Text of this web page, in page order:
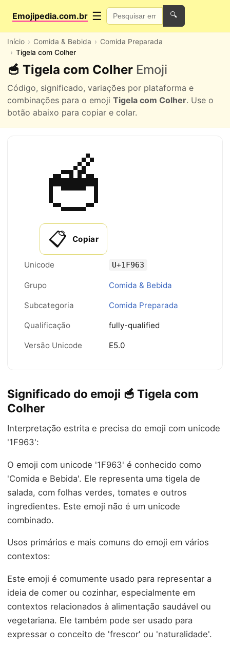
Emojipedia.com.br ☰ 🔍
Início Comida & Bebida
Comida Preparada
Tigela com Colher
🥣 Tigela com Colher Emoji
Código, significado, variações por plataforma e
combinações para o emoji Tigela com Colher. Use o
botão abaixo para copiar e colar.
🥣
📋 Copiar
Unicode U+1F963
Grupo Comida & Bebida
Subcategoria Comida Preparada
Qualificação fully-qualified
Versão Unicode E5.0
Significado do emoji 🥣 Tigela com
Colher
Interpretação estrita e precisa do emoji com unicode
'1F963':
O emoji com unicode '1F963' é conhecido como
'Comida e Bebida'. Ele representa uma tigela de
salada, com folhas verdes, tomates e outros
ingredientes. Este emoji não é um unicode
combinado.
Usos primários e mais comuns do emoji em vários
contextos:
Este emoji é comumente usado para representar a
ideia de comer ou cozinhar, especialmente em
contextos relacionados à alimentação saudável ou
vegetariana. Ele também pode ser usado para
expressar o conceito de 'frescor' ou 'naturalidade'.